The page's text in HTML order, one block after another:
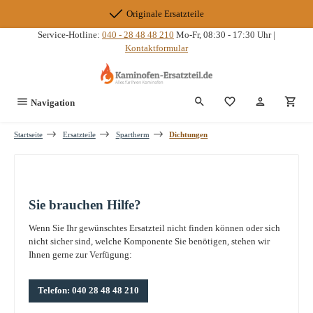
Originale Ersatzteile
Service-Hotline: 040 - 28 48 48 210 Mo-Fr, 08:30 - 17:30 Uhr |
Kontaktformular
Navigation Du hast 0
Startseite Ersatzteile Spartherm Dichtungen
Sie brauchen Hilfe?
Wenn Sie Ihr gewünschtes Ersatzteil nicht finden können oder sich
nicht sicher sind, welche Komponente Sie benötigen, stehen wir
Ihnen gerne zur Verfügung:
Telefon: 040 28 48 48 210